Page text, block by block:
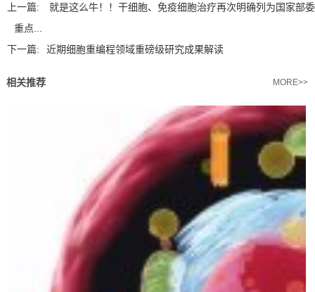
上一篇:
就是这么牛！！干细胞、免疫细胞治疗再次明确列为国家部委
重点...
下一篇:
近期细胞重编程领域重磅级研究成果解读
相关推荐 MORE>>